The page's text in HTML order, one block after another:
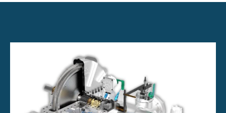
Turbinenleistung